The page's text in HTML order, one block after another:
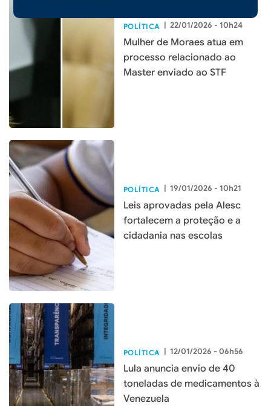
POLÍTICA | 22/01/2026 - 10h24
Mulher de Moraes atua em
processo relacionado ao
Master enviado ao STF
POLÍTICA | 19/01/2026 - 10h21
Leis aprovadas pela Alesc
fortalecem a proteção e a
cidadania nas escolas
POLÍTICA | 12/01/2026 - 06h56
Lula anuncia envio de 40
toneladas de medicamentos à
Venezuela